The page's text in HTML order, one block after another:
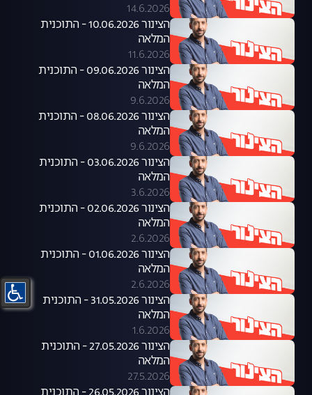
14.6.2026
הצינור 10.06.2026 - התוכנית
המלאה
11.6.2026
הצינור 09.06.2026 - התוכנית
המלאה
9.6.2026
הצינור 08.06.2026 - התוכנית
המלאה
9.6.2026
הצינור 03.06.2026 - התוכנית
המלאה
3.6.2026
הצינור 02.06.2026 - התוכנית
המלאה
2.6.2026
הצינור 01.06.2026 - התוכנית
המלאה
2.6.2026
הצינור 31.05.2026 - התוכנית
המלאה
1.6.2026
הצינור 27.05.2026 - התוכנית
המלאה
27.5.2026